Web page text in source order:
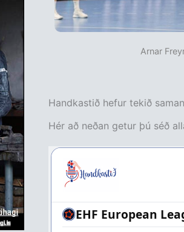
Arnar
Handkastið hefur tekið
Hér að neðan getur þú séð